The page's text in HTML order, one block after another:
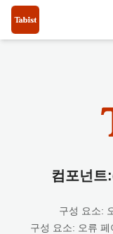
컴포넌
구성 요소:
구성 요소: 오류